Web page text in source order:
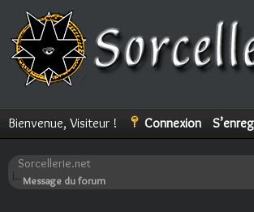
Bienvenue, Visiteur ! Connexion
Sorcellerie.net
Message du forum